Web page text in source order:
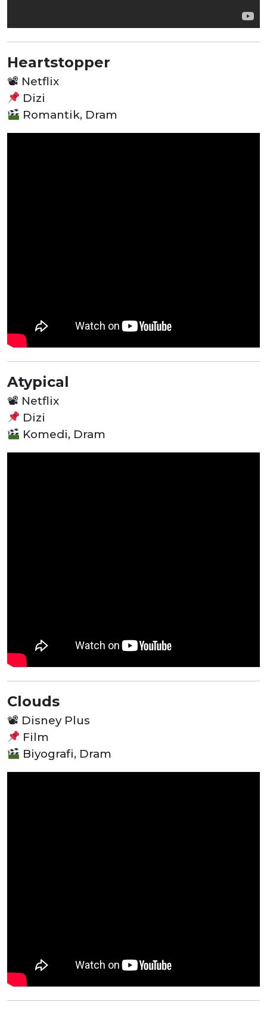
Heartstopper
📽 Netflix
Dizi
Romantik, Dram
Atypical
📽 Netflix
Dizi
Komedi, Dram
Clouds
📽 Disney Plus
Film
Biyografi, Dram